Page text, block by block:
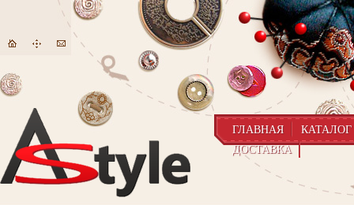
ГЛАВНАЯ
КАТАЛОГ
ДОСТАВКА